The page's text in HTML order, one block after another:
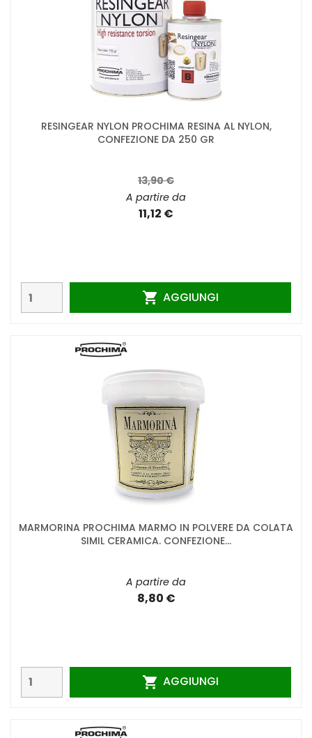
RESINGEAR NYLON PROCHIMA RESINA AL NYLON,
CONFEZIONE DA 250 GR
13,90 €
A partire da
11,12 €
 AGGIUNGI
MARMORINA PROCHIMA MARMO IN POLVERE DA COLATA
SIMIL CERAMICA. CONFEZIONE...
A partire da
8,80 €
 AGGIUNGI